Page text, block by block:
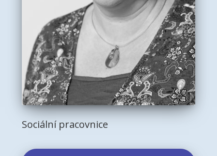
Sociální pracovnice